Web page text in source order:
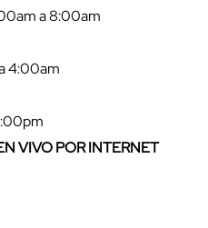
a 8:00am
4:00am
VIVO POR INTERNET